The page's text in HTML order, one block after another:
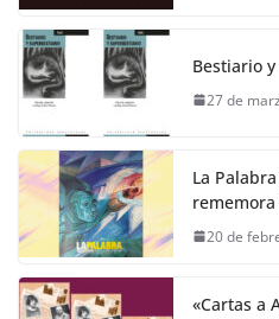
Bestiario
27 de
La
20 de
«Cartas a